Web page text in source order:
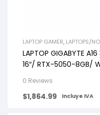
LAPTOP GAMER, LAPTOPS/
LAPTOP GIGABYTE
16″/ RTX-5050-8GB/
0 Reviews
$1,864.99 Incluye IVA